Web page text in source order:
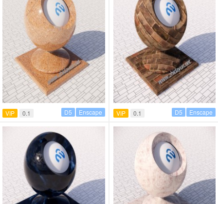
VIP 0.1 Enscape
D5 VIP 0.1 Enscape
D5